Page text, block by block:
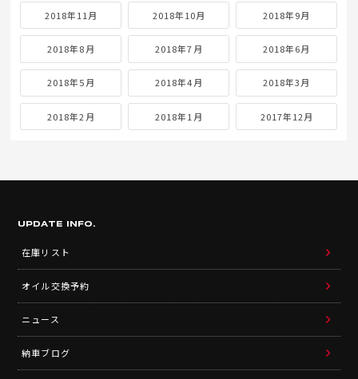
2018年11月 2018年10月 2018年9月
2018年8月 2018年7月 2018年6月
2018年5月 2018年4月 2018年3月
2018年2月 2018年1月 2017年12月
UPDATE INFO.
在庫リスト
オイル交換予約
ニュース
納車ブログ